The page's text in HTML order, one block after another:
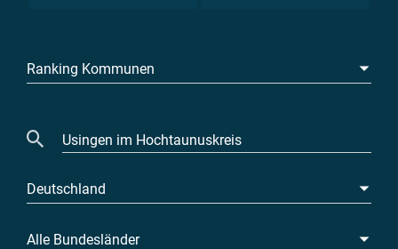
Ranking Kommunen
Deutschland
Alle Bundesländer